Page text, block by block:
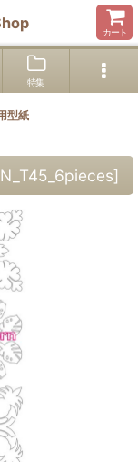
カート
特集
型紙
]